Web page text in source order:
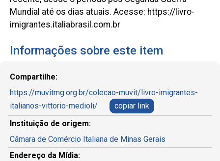
Mundial até os dias atuais. Acesse: https://livro-
imigrantes.italiabrasil.com.br
Informações sobre este item
Compartilhe:
https://muvitmg.org.br/colecao-muvit/livro-imigrantes-
italianos-vittorio-medioli/
copiar link
Instituição de origem:
Câmara de Comércio Italiana de Minas Gerais
Endereço da Mídia: